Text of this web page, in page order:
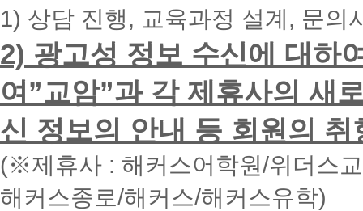
입
력
시
면
빠
른
간
내
에
1) 상담 진행, 교육과정 설계, 문의
2) 광고성 정보 수신에 대하
여”교암”과 각 제휴사의 새
신 정보의 안내 등 회원의
(※제휴사 : 해커스어학원/위더스
해커스종로/해커스/해커스유학)